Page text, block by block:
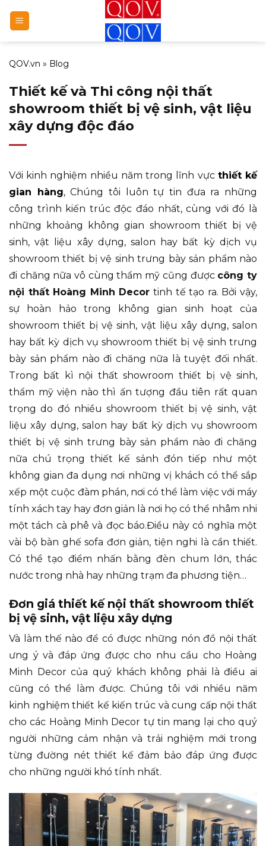
qua
nội
dung
QOV.vn » Blog
Thiết kế và Thi công nội thất
showroom thiết bị vệ sinh, vật liệu
xây dựng độc đáo
Với kinh nghiệm nhiều năm trong lĩnh vực thiết kế
gian hàng, Chúng tôi luôn tự tin đưa ra những
công trình kiến trúc độc đáo nhất, cùng với đó là
những khoảng không gian showroom thiết bị vệ
sinh, vật liệu xây dựng, salon hay bất kỳ dịch vụ
showroom thiết bị vệ sinh trưng bày sản phẩm nào
đi chăng nữa vô cùng thẩm mỹ cũng được công ty
nội thất Hoàng Minh Decor tinh tế tạo ra. Bởi vậy,
sự hoàn hảo trong không gian sinh hoạt của
showroom thiết bị vệ sinh, vật liệu xây dựng, salon
hay bất kỳ dịch vụ showroom thiết bị vệ sinh trưng
bày sản phẩm nào đi chăng nữa là tuyệt đối nhất.
Trong bất kì nội thất showroom thiết bị vệ sinh,
thẩm mỹ viện nào thì ấn tượng đầu tiên rất quan
trọng do đó nhiều showroom thiết bị vệ sinh, vật
liệu xây dựng, salon hay bất kỳ dịch vụ showroom
thiết bị vệ sinh trưng bày sản phẩm nào đi chăng
nữa chú trọng thiết kế sảnh đón tiếp như một
không gian đa dụng nơi những vị khách có thể sắp
xếp một cuộc đàm phán, nơi có thể làm việc với máy
tính xách tay hay đơn giản là nơi họ có thể nhâm nhi
một tách cà phê và đọc báo.Điều này có nghĩa một
vài bộ bàn ghế sofa đơn giản, tiện nghi là cần thiết.
Có thể tạo điểm nhấn bằng đèn chum lớn, thác
nước trong nhà hay những trạm đa phương tiện…
Đơn giá thiết kế nội thất showroom thiết
bị vệ sinh, vật liệu xây dựng
Và làm thế nào để có được những nón đồ nội thất
ưng ý và đáp ứng được cho nhu cầu cho Hoàng
Minh Decor của quý khách không phải là điều ai
cũng có thể làm được. Chúng tôi với nhiều năm
kinh nghiệm thiết kế kiến trúc và cung cấp nội thất
cho các Hoàng Minh Decor tự tin mang lại cho quý
người những cảm nhận và trải nghiệm mới trong
từng đường nét thiết kế đảm bảo đáp ứng được
cho những người khó tính nhất.